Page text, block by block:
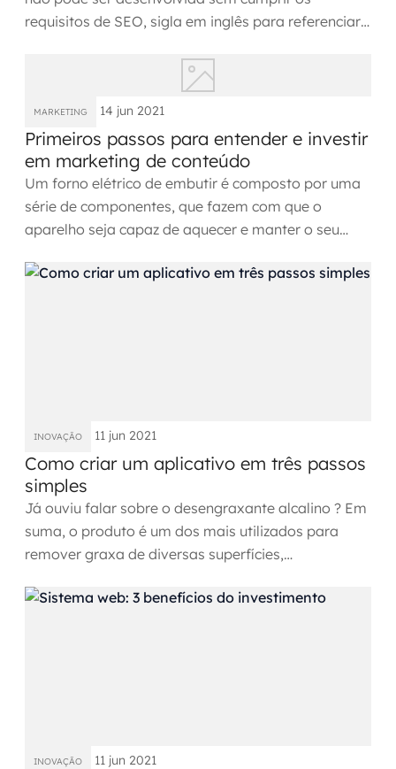
requisitos de SEO, sigla em inglês para referenciar
MARKETING 14 jun 2021
Primeiros passos para entender e investir
em marketing de conteúdo
Um forno elétrico de embutir é composto por uma
série de componentes, que fazem com que o
aparelho seja capaz de aquecer e manter o seu
INOVAÇÃO 11 jun 2021
Como criar um aplicativo em três passos
simples
Já ouviu falar sobre o desengraxante alcalino ? Em
suma, o produto é um dos mais utilizados para
remover graxa de diversas superfícies,
INOVAÇÃO 11 jun 2021